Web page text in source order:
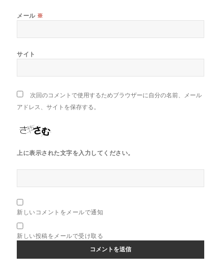
メール ※
サイト
次回のコメントで使用するためブラウザーに自分の名前、メール
アドレス、サイトを保存する。
上に表示された文字を入力してください。
新しいコメントをメールで通知
新しい投稿をメールで受け取る